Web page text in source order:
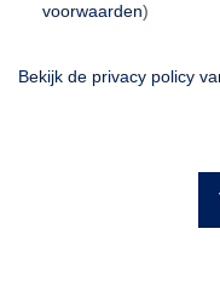
voorwaarden)
Bekijk de privacy policy